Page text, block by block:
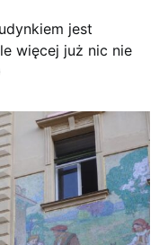
jest
więcej już nic nie